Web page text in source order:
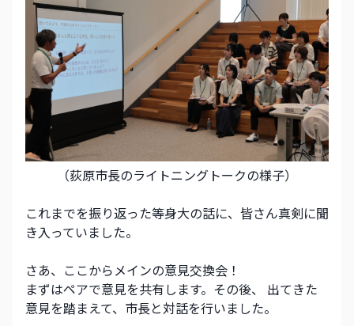
（荻原市長のライトニングトークの様子）
これまでを振り返った等身大の話に、皆さん真剣に聞
き入っていました。
さあ、ここからメインの意見交換会！
まずはペアで意見を共有します。その後、 出てきた
意見を踏まえて、市長と対話を行いました。